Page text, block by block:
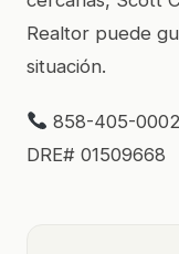
Realtor puede
situación.
858-405-0002
DRE# 01509668